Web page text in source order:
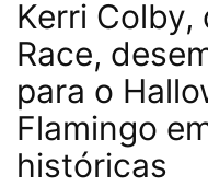
Kerri Colby,
Race,
para o
Flamingo
históricas